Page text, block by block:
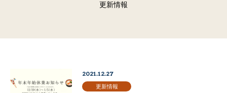
更新情報
2021.12.27
更新情報